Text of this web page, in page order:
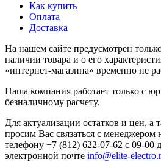
Как купить
Оплата
Доставка
На нашем сайте предусмотрен
наличии товара и о его
«интернет-магазина» временно не
Наша компания работает только с
безналичному расчету.
Для актуализации остатков и цен, а
просим Вас связаться с
телефону +7 (812) 622-07-62 с 09-00
электронной почте info@elite-